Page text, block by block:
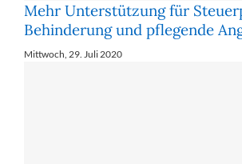
Mehr Un­ter­stüt­zung für
Be­hin­de­rung und pfle­gen­de
Mittwoch, 29. Juli 2020